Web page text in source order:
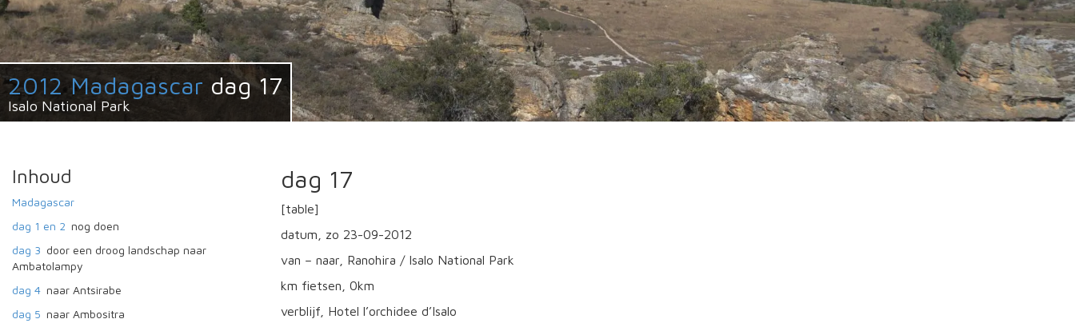
2012 Madagascar dag 17
Isalo National Park
dag 17
[table]
datum, zo 23-09-2012
van – naar, Ranohira / Isalo National Park
km fietsen, 0km
verblijf, Hotel l’orchidee d’Isalo
Inhoud
Madagascar
dag 1 en 2 nog doen
dag 3 door een droog landschap naar
Ambatolampy
dag 4 naar Antsirabe
dag 5 naar Ambositra